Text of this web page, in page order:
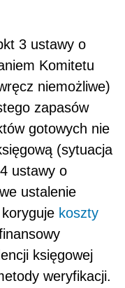
3 ustawy o
Komitetu
niemożliwe)
zapasów
gotowych nie
(sytuacja
ustawy o
ustalenie
koszty
księgowej
weryfikacji.